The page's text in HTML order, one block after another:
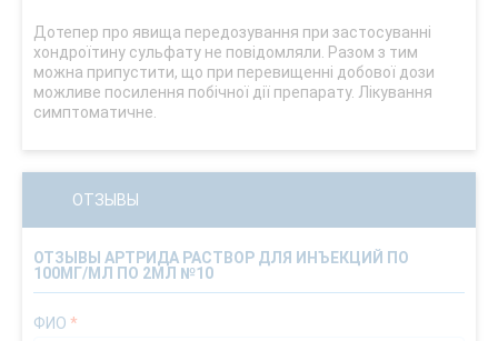
Дотепер про явища передозування при застосуванні
хондроїтину сульфату не повідомляли. Разом з тим
можна припустити, що при перевищенні добової дози
можливе посилення побічної дії препарату. Лікування
симптоматичне.
ОТЗЫВЫ
ОТЗЫВЫ АРТРИДА РАСТВОР ДЛЯ ИНЪЕКЦИЙ ПО
100МГ/МЛ ПО 2МЛ №10
ФИО *